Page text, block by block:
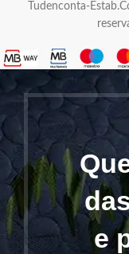
Tudenconta-
e